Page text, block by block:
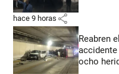
hace 9 horas share
Reabren
ocho